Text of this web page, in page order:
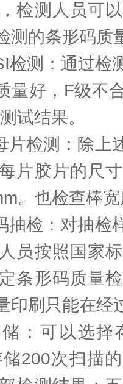
检测人员可
测的条形码质
测：通过检
量好，F级不
试结果。
检测：除上
片胶片的尺
。也检查棒
检：对抽检
员按照国家
条形码质量
印刷只能在经
可以选择
200次扫描